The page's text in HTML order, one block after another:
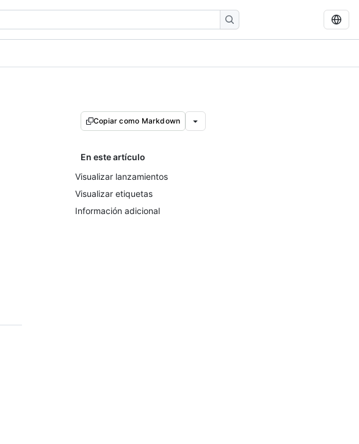
Copiar como Markdown
En este artículo
Visualizar lanzamientos
Visualizar etiquetas
Información adicional